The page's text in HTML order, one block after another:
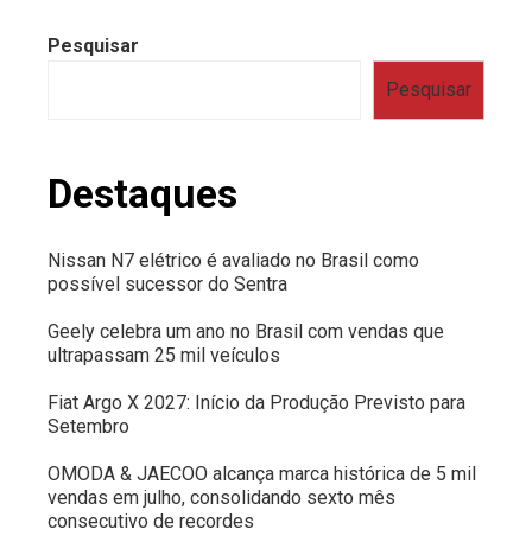
Pesquisar
Pesquisar
Destaques
Nissan N7 elétrico é avaliado no Brasil como
possível sucessor do Sentra
Geely celebra um ano no Brasil com vendas que
ultrapassam 25 mil veículos
Fiat Argo X 2027: Início da Produção Previsto para
Setembro
OMODA & JAECOO alcança marca histórica de 5 mil
vendas em julho, consolidando sexto mês
consecutivo de recordes